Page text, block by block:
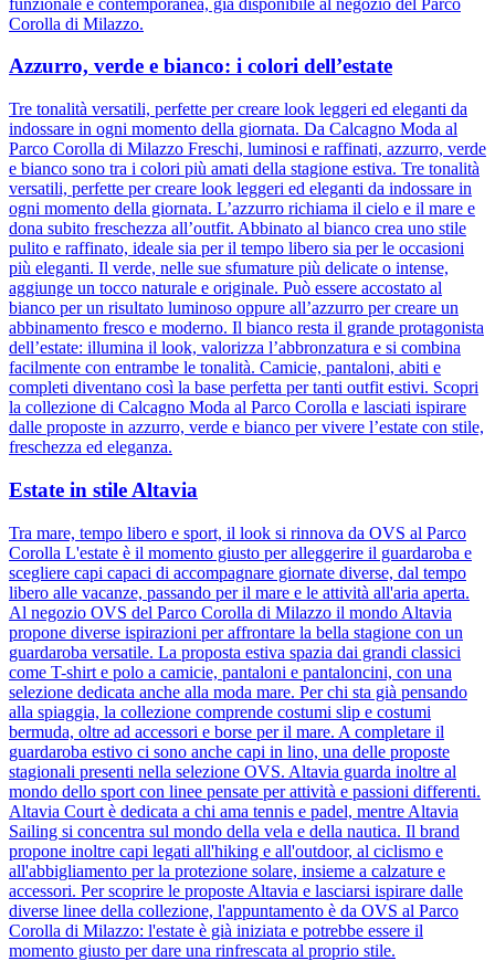
Corolla di Milazzo.
Azzurro, verde e bianco: i colori dell’estate
Tre tonalità versatili, perfette per creare look leggeri ed eleganti da
indossare in ogni momento della giornata. Da Calcagno Moda al
Parco Corolla di Milazzo Freschi, luminosi e raffinati, azzurro, verde
e bianco sono tra i colori più amati della stagione estiva. Tre tonalità
versatili, perfette per creare look leggeri ed eleganti da indossare in
ogni momento della giornata. L’azzurro richiama il cielo e il mare e
dona subito freschezza all’outfit. Abbinato al bianco crea uno stile
pulito e raffinato, ideale sia per il tempo libero sia per le occasioni
più eleganti. Il verde, nelle sue sfumature più delicate o intense,
aggiunge un tocco naturale e originale. Può essere accostato al
bianco per un risultato luminoso oppure all’azzurro per creare un
abbinamento fresco e moderno. Il bianco resta il grande protagonista
dell’estate: illumina il look, valorizza l’abbronzatura e si combina
facilmente con entrambe le tonalità. Camicie, pantaloni, abiti e
completi diventano così la base perfetta per tanti outfit estivi. Scopri
la collezione di Calcagno Moda al Parco Corolla e lasciati ispirare
dalle proposte in azzurro, verde e bianco per vivere l’estate con stile,
freschezza ed eleganza.
Estate in stile Altavia
Tra mare, tempo libero e sport, il look si rinnova da OVS al Parco
Corolla L'estate è il momento giusto per alleggerire il guardaroba e
scegliere capi capaci di accompagnare giornate diverse, dal tempo
libero alle vacanze, passando per il mare e le attività all'aria aperta.
Al negozio OVS del Parco Corolla di Milazzo il mondo Altavia
propone diverse ispirazioni per affrontare la bella stagione con un
guardaroba versatile. La proposta estiva spazia dai grandi classici
come T-shirt e polo a camicie, pantaloni e pantaloncini, con una
selezione dedicata anche alla moda mare. Per chi sta già pensando
alla spiaggia, la collezione comprende costumi slip e costumi
bermuda, oltre ad accessori e borse per il mare. A completare il
guardaroba estivo ci sono anche capi in lino, una delle proposte
stagionali presenti nella selezione OVS. Altavia guarda inoltre al
mondo dello sport con linee pensate per attività e passioni differenti.
Altavia Court è dedicata a chi ama tennis e padel, mentre Altavia
Sailing si concentra sul mondo della vela e della nautica. Il brand
propone inoltre capi legati all'hiking e all'outdoor, al ciclismo e
all'abbigliamento per la protezione solare, insieme a calzature e
accessori. Per scoprire le proposte Altavia e lasciarsi ispirare dalle
diverse linee della collezione, l'appuntamento è da OVS al Parco
Corolla di Milazzo: l'estate è già iniziata e potrebbe essere il
momento giusto per dare una rinfrescata al proprio stile.